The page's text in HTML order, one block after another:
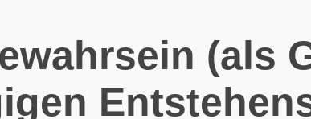
(als